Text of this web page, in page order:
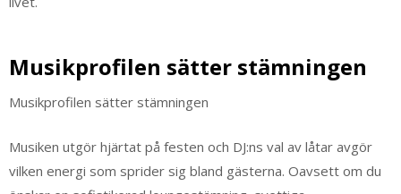
Musikprofilen sätter stämningen
Musikprofilen sätter stämningen
Musiken utgör hjärtat på festen och DJ:ns val av låtar avgör
vilken energi som sprider sig bland gästerna. Oavsett om du